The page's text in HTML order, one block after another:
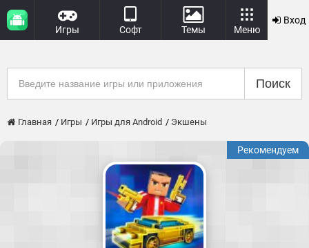
Игры Софт Темы Меню
Вход
Поиск
Главная Игры Игры для Android Экшены
Рекомендуем